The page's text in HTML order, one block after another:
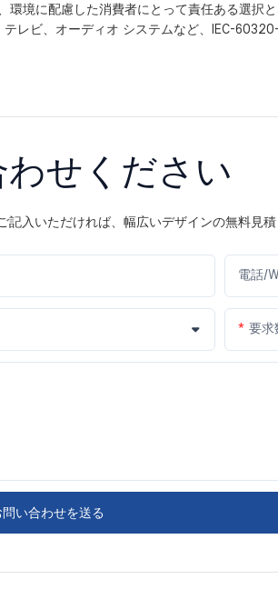
境に配慮した消費者にとって責任ある選択と
レビ、オーディオ システムなど、IEC-
せください
入いただければ、幅広いデザインの無料見積
電話/
要求
問い合わせを送る